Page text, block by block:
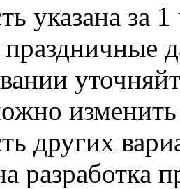
указана за 1
других
разработка